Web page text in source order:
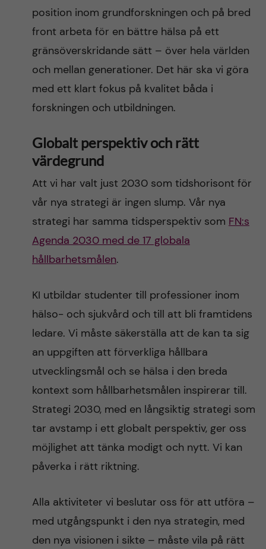
position inom grundforskningen och på bred
front arbeta för en bättre hälsa på ett
gränsöverskridande sätt – över hela världen
och mellan generationer. Det här ska vi göra
med ett klart fokus på kvalitet båda i
forskningen och utbildningen.
Globalt perspektivoch rätt
värdegrund
Att vi har valt just 2030 som tidshorisont för
vår nya strategi är ingen slump. Vår nya
strategi har samma tidsperspektiv som FN:s
Agenda 2030 med de 17 globala
hållbarhetsmålen.
KI utbildar studenter till professioner inom
hälso- och sjukvård och till att bli framtidens
ledare. Vi måste säkerställa att de kan ta sig
an uppgiften att förverkliga hållbara
utvecklingsmål och se hälsa i den breda
kontext som hållbarhetsmålen inspirerar till.
Strategi 2030, med en långsiktig strategi som
tar avstamp i ett globalt perspektiv, ger oss
möjlighet att tänka modigt och nytt. Vi kan
påverka i rätt riktning.
Alla aktiviteter vi beslutar oss för att utföra –
med utgångspunkt i den nya strategin, med
den nya visionen i sikte – måste vila på rätt